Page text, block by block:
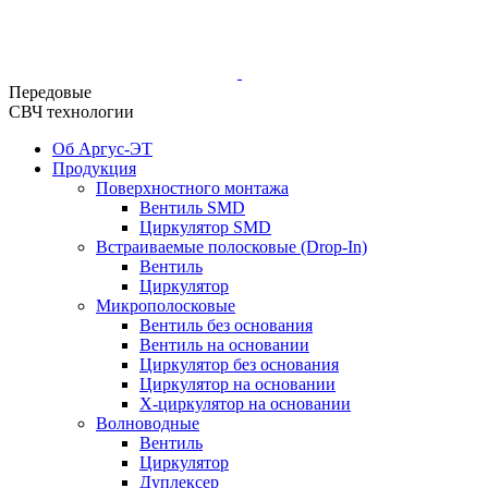
Передовые
СВЧ технологии
Об Аргус-ЭТ
Продукция
Поверхностного монтажа
Вентиль SMD
Циркулятор SMD
Встраиваемые полосковые (Drop-In)
Вентиль
Циркулятор
Микрополосковые
Вентиль без основания
Вентиль на основании
Циркулятор без основания
Циркулятор на основании
Х-циркулятор на основании
Волноводные
Вентиль
Циркулятор
Дуплексер